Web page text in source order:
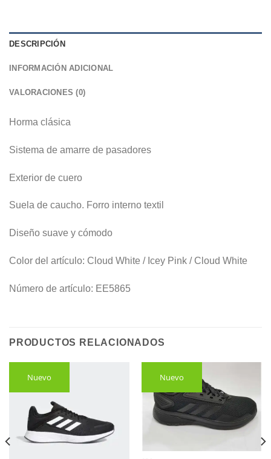
DESCRIPCIÓN
INFORMACIÓN ADICIONAL
VALORACIONES (0)
Horma clásica
Sistema de amarre de pasadores
Exterior de cuero
Suela de caucho. Forro interno textil
Diseño suave y cómodo
Color del artículo: Cloud White / Icey Pink / Cloud White
Número de artículo: EE5865
PRODUCTOS RELACIONADOS
Nuevo Nuevo